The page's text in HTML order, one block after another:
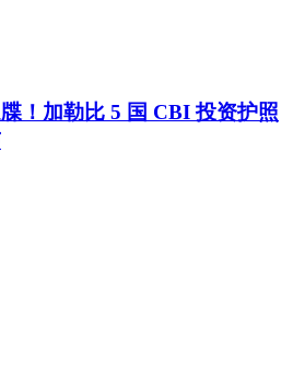
！加勒比 5 国 CBI 投资护照